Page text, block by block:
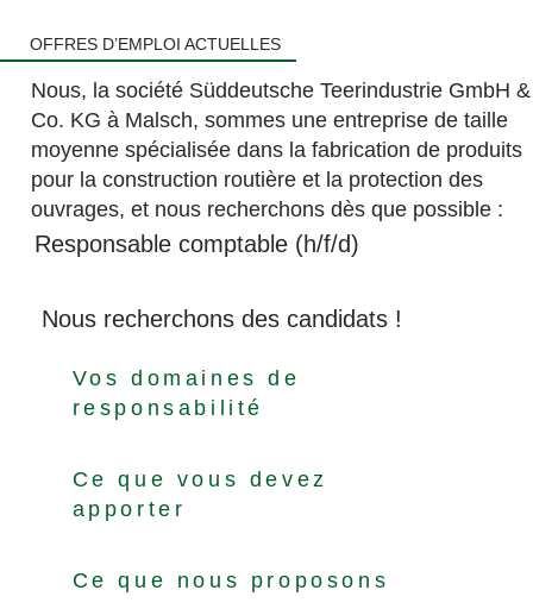
OFFRES D’EMPLOI ACTUELLES
Nous, la société Süddeutsche Teerindustrie GmbH &
Co. KG à Malsch, sommes une entreprise de taille
moyenne spécialisée dans la fabrication de produits
pour la construction routière et la protection des
ouvrages, et nous recherchons dès que possible :
Responsable comptable (h/f/d)
Nous recherchons des candidats !
Vos domaines de
responsabilité
Ce que vous devez
apporter
Ce que nous proposons